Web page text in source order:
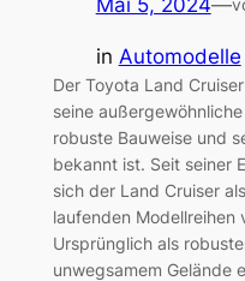
in Automodelle
Der Toyota Land
seine
robuste Bauweise und
bekannt ist. Seit seiner
sich der Land Cruiser
laufenden Modellreihen
Ursprünglich als
unwegsamem Gelände